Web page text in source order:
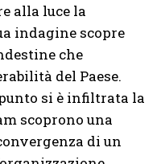
alla luce la
indagine scopre
che
del Paese.
si è infiltrata la
scoprono una
di un